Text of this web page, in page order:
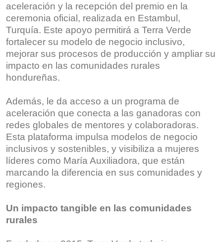
aceleración y la recepción del premio en la
ceremonia oficial, realizada en Estambul,
Turquía. Este apoyo permitirá a Terra Verde
fortalecer su modelo de negocio inclusivo,
mejorar sus procesos de producción y ampliar su
impacto en las comunidades rurales
hondureñas.
Además, le da acceso a un programa de
aceleración que conecta a las ganadoras con
redes globales de mentores y colaboradoras.
Esta plataforma impulsa modelos de negocio
inclusivos y sostenibles, y visibiliza a mujeres
líderes como María Auxiliadora, que están
marcando la diferencia en sus comunidades y
regiones.
Un impacto tangible en las comunidades
rurales